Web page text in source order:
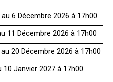
6 Décembre 2026 à 17h00
11 Décembre 2026 à 17h00
20 Décembre 2026 à 17h00
10 Janvier 2027 à 17h00